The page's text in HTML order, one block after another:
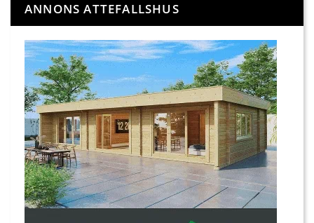
ANNONS ATTEFALLSHUS